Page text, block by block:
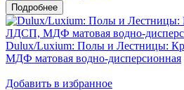
Dulux/Luxium: Полы и Лестницы:
МДФ матовая водно-дисперсионная
Добавить в избранное